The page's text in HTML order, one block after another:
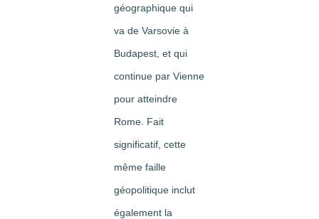
géographique qui
va de Varsovie à
Budapest, et qui
continue par Vienne
pour atteindre
Rome. Fait
significatif, cette
même faille
géopolitique inclut
également la